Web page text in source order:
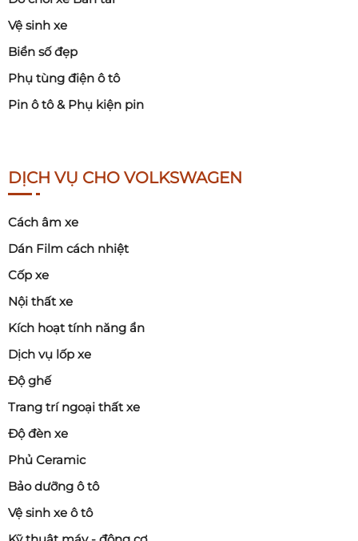
Vệ sinh xe
Biển số đẹp
Phụ tùng điện ô tô
Pin ô tô & Phụ kiện pin
DỊCH VỤ CHO VOLKSWAGEN
Cách âm xe
Dán Film cách nhiệt
Cốp xe
Nội thất xe
Kích hoạt tính năng ẩn
Dịch vụ lốp xe
Độ ghế
Trang trí ngoại thất xe
Độ đèn xe
Phủ Ceramic
Bảo dưỡng ô tô
Vệ sinh xe ô tô